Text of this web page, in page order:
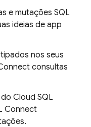
e mutações SQL
ideias de app
nos seus
consultas
Cloud SQL
Connect